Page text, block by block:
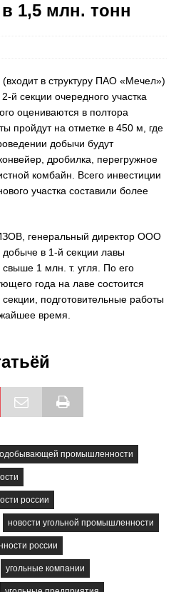
1,5 млн. тонн
в структуру ПАО «Мечел»)
й секции очередного участка
оцениваются в полтора
пройдут на отметке в 450 м, где
добычи будут
дробилка, перегружное
комбайн. Всего инвестиции
участка составили более
генеральный директор ООО
в 1-й секции лавы
1 млн. т. угля. По его
года на лаве состоится
подготовительные работы
время.
промышленности
россии
новости угольной промышленности
россии
угольные компании